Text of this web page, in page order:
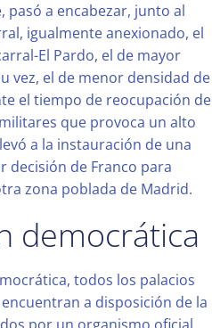
a encabezar, junto al
igualmente anexionado, el
El Pardo, el de mayor
vez, el de menor densidad de
el tiempo de reocupación de
que provoca un alto
a la instauración de una
decisión de Franco para
zona poblada de Madrid.
democrática
todos los palacios
a disposición de la